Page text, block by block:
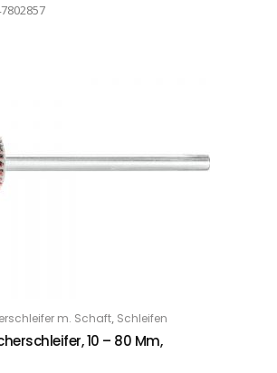
m. Schaft, Schleifen
10 – 80 Mm,